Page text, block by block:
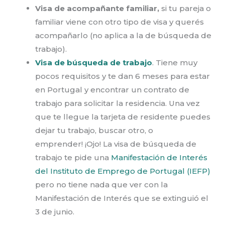
Visa de acompañante familiar, si tu pareja o
familiar viene con otro tipo de visa y querés
acompañarlo (no aplica a la de búsqueda de
trabajo).
Visa de búsqueda de trabajo. Tiene muy
pocos requisitos y te dan 6 meses para estar
en Portugal y encontrar un contrato de
trabajo para solicitar la residencia. Una vez
que te llegue la tarjeta de residente puedes
dejar tu trabajo, buscar otro, o
emprender! ¡Ojo! La visa de búsqueda de
trabajo te pide una Manifestación de Interés
del Instituto de Emprego de Portugal (IEFP)
pero no tiene nada que ver con la
Manifestación de Interés que se extinguió el
3 de junio.